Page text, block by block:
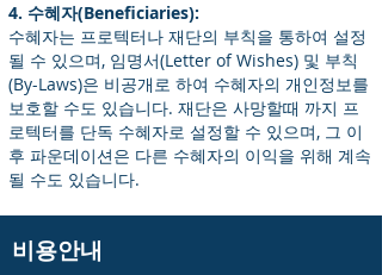
4. 수혜자(Beneficiaries):
수혜자는 프로텍터나 재단의 부칙을 통하여 설정
될 수 있으며, 임명서(Letter of Wishes) 및 부칙
(By-Laws)은 비공개로 하여 수혜자의 개인정보를
보호할 수도 있습니다. 재단은 사망할때 까지 프
로텍터를 단독 수혜자로 설정할 수 있으며, 그 이
후 파운데이션은 다른 수혜자의 이익을 위해 계속
될 수도 있습니다.
비용안내